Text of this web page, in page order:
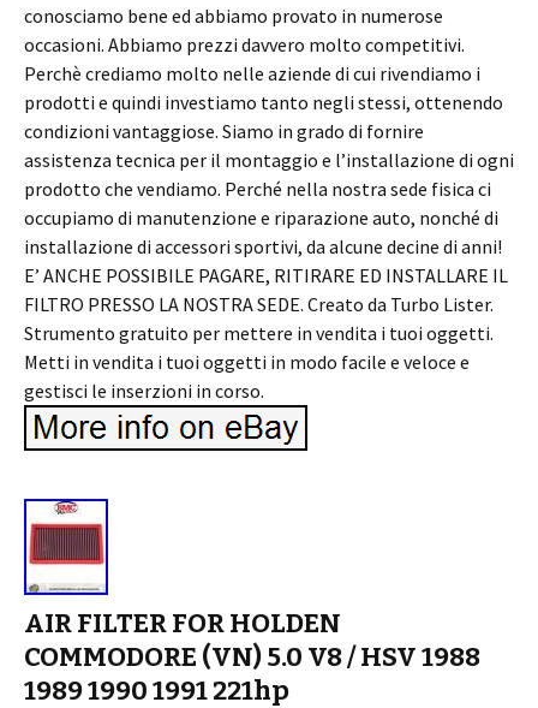
conosciamo bene ed abbiamo provato in numerose
occasioni. Abbiamo prezzi davvero molto competitivi.
Perchè crediamo molto nelle aziende di cui rivendiamo i
prodotti e quindi investiamo tanto negli stessi, ottenendo
condizioni vantaggiose. Siamo in grado di fornire
assistenza tecnica per il montaggio e l’installazione di ogni
prodotto che vendiamo. Perché nella nostra sede fisica ci
occupiamo di manutenzione e riparazione auto, nonché di
installazione di accessori sportivi, da alcune decine di anni!
E’ ANCHE POSSIBILE PAGARE, RITIRARE ED INSTALLARE IL
FILTRO PRESSO LA NOSTRA SEDE. Creato da Turbo Lister.
Strumento gratuito per mettere in vendita i tuoi oggetti.
Metti in vendita i tuoi oggetti in modo facile e veloce e
gestisci le inserzioni in corso.
AIR FILTER FOR HOLDEN
COMMODORE (VN) 5.0 V8 / HSV 1988
1989 1990 1991 221hp